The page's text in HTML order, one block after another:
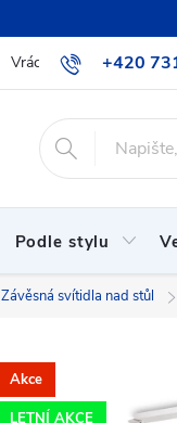
+420
Vrácení zboží a
Podle stylu
Závěsná svítidla nad stůl
Akce
LETNÍ AKCE